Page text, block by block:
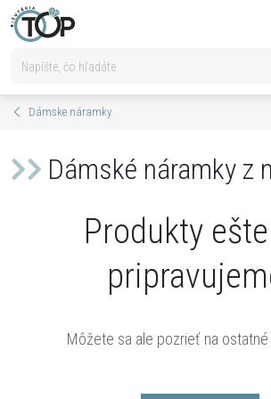
Prejsť
na
Dámske náramky
Dámské náramky z
Produkty
Môžete sa ale pozrieť na